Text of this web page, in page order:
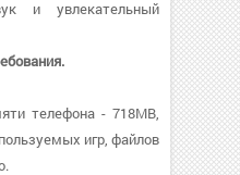
и увлекательный
телефона - 718MB,
игр, файлов